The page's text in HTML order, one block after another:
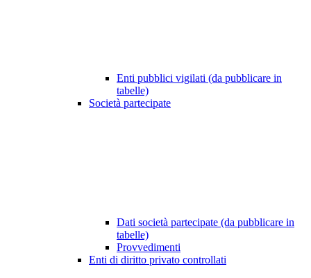
Enti pubblici vigilati (da pubblicare in
tabelle)
Società partecipate
Dati società partecipate (da pubblicare in
tabelle)
Provvedimenti
Enti di diritto privato controllati